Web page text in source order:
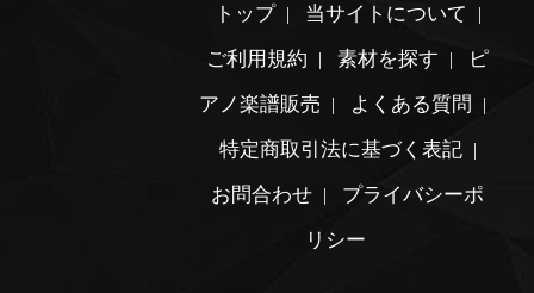
トップ
当サイトについて
ご利用規約
素材を探す
ピ
アノ楽譜販売
よくある質問
特定商取引法に基づく表記
お問合わせ
プライバシーポ
リシー